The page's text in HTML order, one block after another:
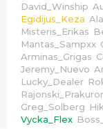
David_Winship
Egidijus_Keza
Misteris_Erikas
Mantas_Sampxx
Arminas_Grigas
Jeremy_Nuevo
Lucky_Dealer
Rajonski_Prakuror
Greg_Solberg
Vycka_Flex